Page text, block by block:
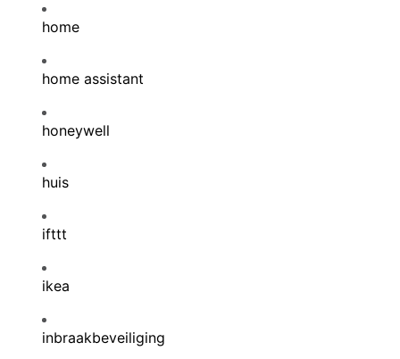
home
home assistant
honeywell
huis
ifttt
ikea
inbraakbeveiliging